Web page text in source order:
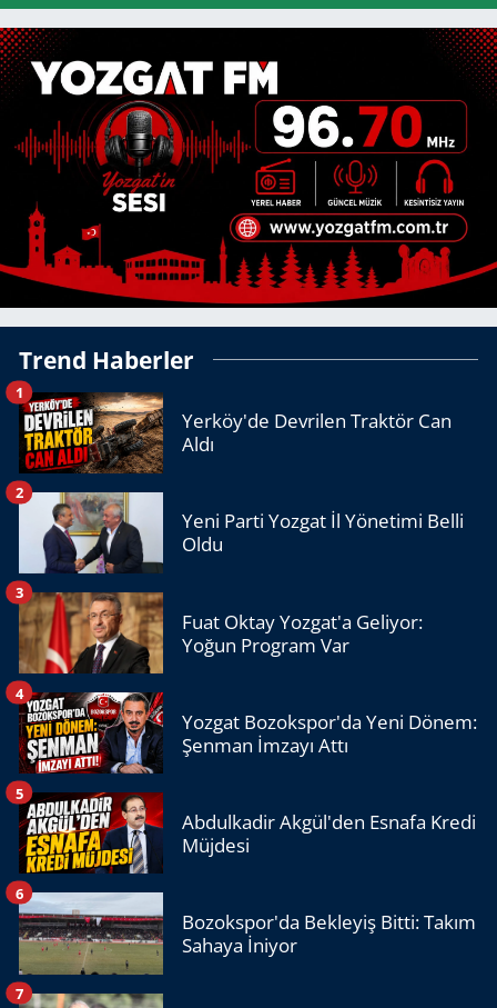
Trend Haberler
Yerköy'de Devrilen Traktör Can
Aldı
1
Yeni Parti Yozgat İl Yönetimi Belli
Oldu
2
Fuat Oktay Yozgat'a Geliyor:
Yoğun Program Var
3
Yozgat Bozokspor'da Yeni Dönem:
Şenman İmzayı Attı
4
Abdulkadir Akgül'den Esnafa Kredi
Müjdesi
5
Bozokspor'da Bekleyiş Bitti: Takım
Sahaya İniyor
6
7